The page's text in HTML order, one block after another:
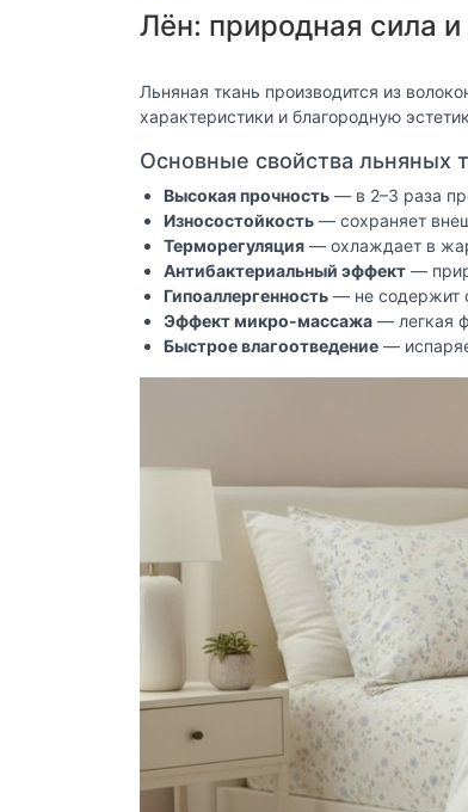
Лён: природная сила и
Льняная ткань производится из
характеристики и благородную
Основные свойства льняных
Высокая прочность — в 2–3 раза
Износостойкость — сохраняет
Терморегуляция — охлаждает в
Антибактериальный эффект —
Гипоаллергенность — не содержит
Эффект микро-массажа — легкая
Быстрое влагоотведение —